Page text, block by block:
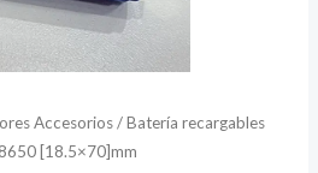
Accesorios/ Batería recargables
[18.5×70]mm